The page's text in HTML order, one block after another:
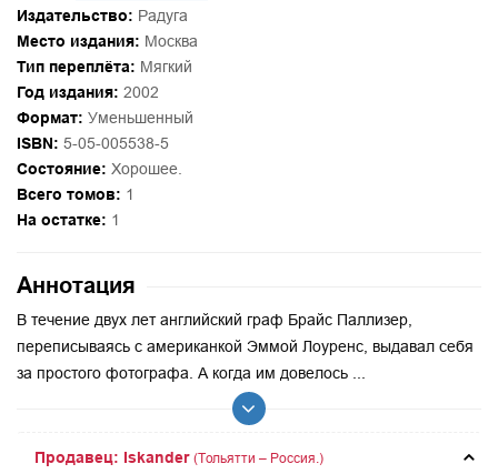
Издательство: Радуга
Место издания: Москва
Тип переплёта: Мягкий
Год издания: 2002
Формат: Уменьшенный
ISBN: 5-05-005538-5
Состояние: Хорошее.
Всего томов: 1
На остатке: 1
Аннотация
В течение двух лет английский граф Брайс Паллизер,
переписываясь с американкой Эммой Лоуренс, выдавал себя
за простого фотографа. А когда им довелось ...
Продавец: Iskander (Тольятти – Россия.)